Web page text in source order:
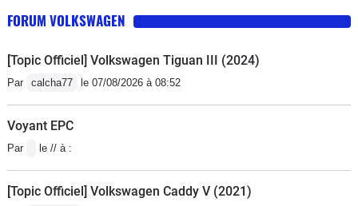
FORUM VOLKSWAGEN
[Topic Officiel] Volkswagen Tiguan III (2024)
Par calcha77 le 07/08/2026 à 08:52
Voyant EPC
Par le // à :
[Topic Officiel] Volkswagen Caddy V (2021)